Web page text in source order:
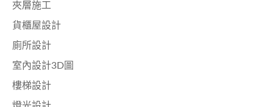
夾層施工
貨櫃屋設計
廁所設計
室內設計3D圖
樓梯設計